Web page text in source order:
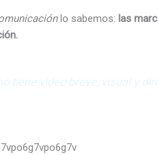
lo sabemos: las
tiene video breve, visual y